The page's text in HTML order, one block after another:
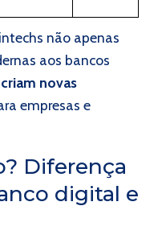
não apenas
aos bancos
criam novas
empresas e
Diferença
digital e